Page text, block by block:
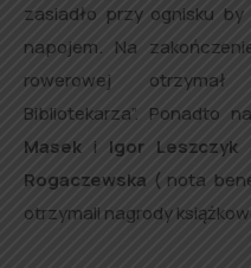
zasiadło przy ognisku
napojem. Na
rowerowej otrzymał
Bibliotekarza”. Ponadto
Masek i Igor Leszczyk
Rogaczewska ( nota
otrzymali nagrody